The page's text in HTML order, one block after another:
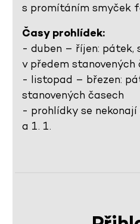
s promítáním smyček
Časy prohlídek:
- duben – říjen: pátek,
v předem stanovených
- listopad – březen:
stanovených časech
- prohlídky se nekonají
a 1. 1.